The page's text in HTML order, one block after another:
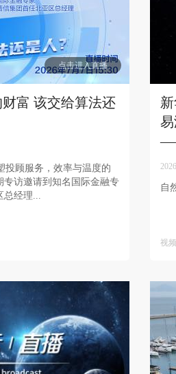
点击进入直播
富 该交给算法还
投顾服务，效率与温度的
访邀请到知名国际金融专
总经理...
自
视频